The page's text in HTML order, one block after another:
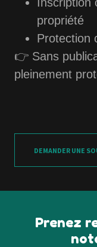
propriété
Protection
👉 Sans
pleinement
DEMANDER UNE
Prenez